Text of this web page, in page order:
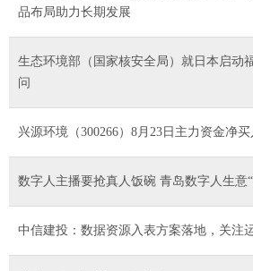
品布局助力长期发展
生态环境部（国家核安全局）就日本启动
问
兴源环境（300266）8月23日主力资金净买
数字人主播要抢真人饭碗 青岛数字人生意
中信建投：数据资源入表方案落地，关注